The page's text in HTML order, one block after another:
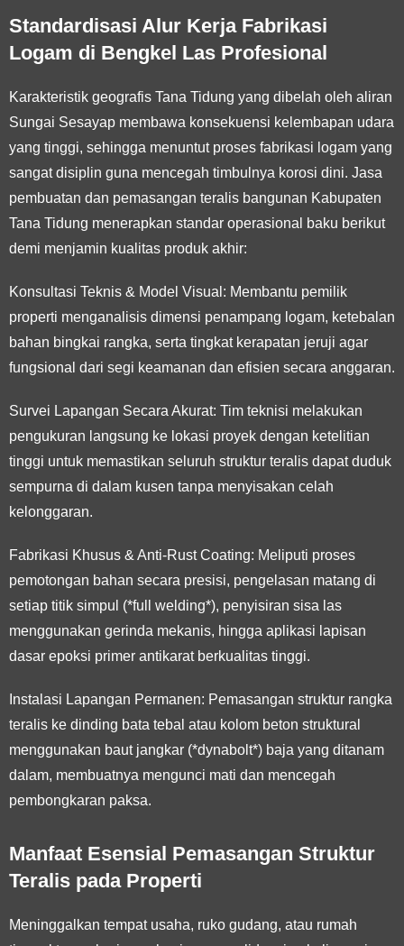
Standardisasi Alur Kerja Fabrikasi
Logam di Bengkel Las Profesional
Karakteristik geografis Tana Tidung yang dibelah oleh aliran
Sungai Sesayap membawa konsekuensi kelembapan udara
yang tinggi, sehingga menuntut proses fabrikasi logam yang
sangat disiplin guna mencegah timbulnya korosi dini. Jasa
pembuatan dan pemasangan teralis bangunan Kabupaten
Tana Tidung menerapkan standar operasional baku berikut
demi menjamin kualitas produk akhir:
Konsultasi Teknis & Model Visual: Membantu pemilik
properti menganalisis dimensi penampang logam, ketebalan
bahan bingkai rangka, serta tingkat kerapatan jeruji agar
fungsional dari segi keamanan dan efisien secara anggaran.
Survei Lapangan Secara Akurat: Tim teknisi melakukan
pengukuran langsung ke lokasi proyek dengan ketelitian
tinggi untuk memastikan seluruh struktur teralis dapat duduk
sempurna di dalam kusen tanpa menyisakan celah
kelonggaran.
Fabrikasi Khusus & Anti-Rust Coating: Meliputi proses
pemotongan bahan secara presisi, pengelasan matang di
setiap titik simpul (*full welding*), penyisiran sisa las
menggunakan gerinda mekanis, hingga aplikasi lapisan
dasar epoksi primer antikarat berkualitas tinggi.
Instalasi Lapangan Permanen: Pemasangan struktur rangka
teralis ke dinding bata tebal atau kolom beton struktural
menggunakan baut jangkar (*dynabolt*) baja yang ditanam
dalam, membuatnya mengunci mati dan mencegah
pembongkaran paksa.
Manfaat Esensial Pemasangan Struktur
Teralis pada Properti
Meninggalkan tempat usaha, ruko gudang, atau rumah